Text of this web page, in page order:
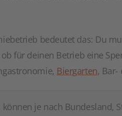
bedeutet das: Du
für deinen Betrieb eine
Biergarten, Bar-
können je nach Bundesland,